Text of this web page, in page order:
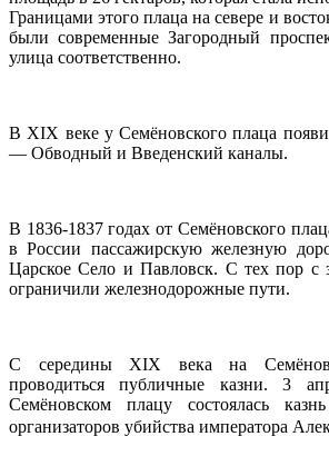
Границами этого плаца на севере и
были современные Загородный
улица соответственно.
В XIX веке у Семёновского плаца
— Обводный и Введенский каналы.
В 1836-1837 годах от Семёновского
в России пассажирскую железную
Царское Село и Павловск. С тех пор с
ограничили железнодорожные пути.
С середины XIX века на
проводиться публичные казни. 3
Семёновском плацу состоялась
организаторов убийства императора